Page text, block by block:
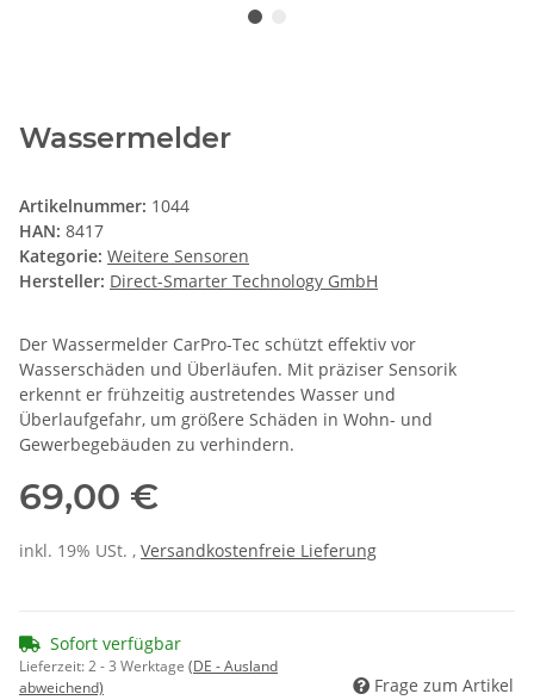
Wassermelder
Artikelnummer: 1044
HAN: 8417
Kategorie: Weitere Sensoren
Hersteller: Direct-Smarter Technology GmbH
Der Wassermelder CarPro-Tec schützt effektiv vor
Wasserschäden und Überläufen. Mit präziser Sensorik
erkennt er frühzeitig austretendes Wasser und
Überlaufgefahr, um größere Schäden in Wohn- und
Gewerbegebäuden zu verhindern.
69,00 €
inkl. 19% USt. , Versandkostenfreie Lieferung
Sofort verfügbar
Lieferzeit:2 - 3 Werktage (DE - Ausland
abweichend)
Frage zum Artikel